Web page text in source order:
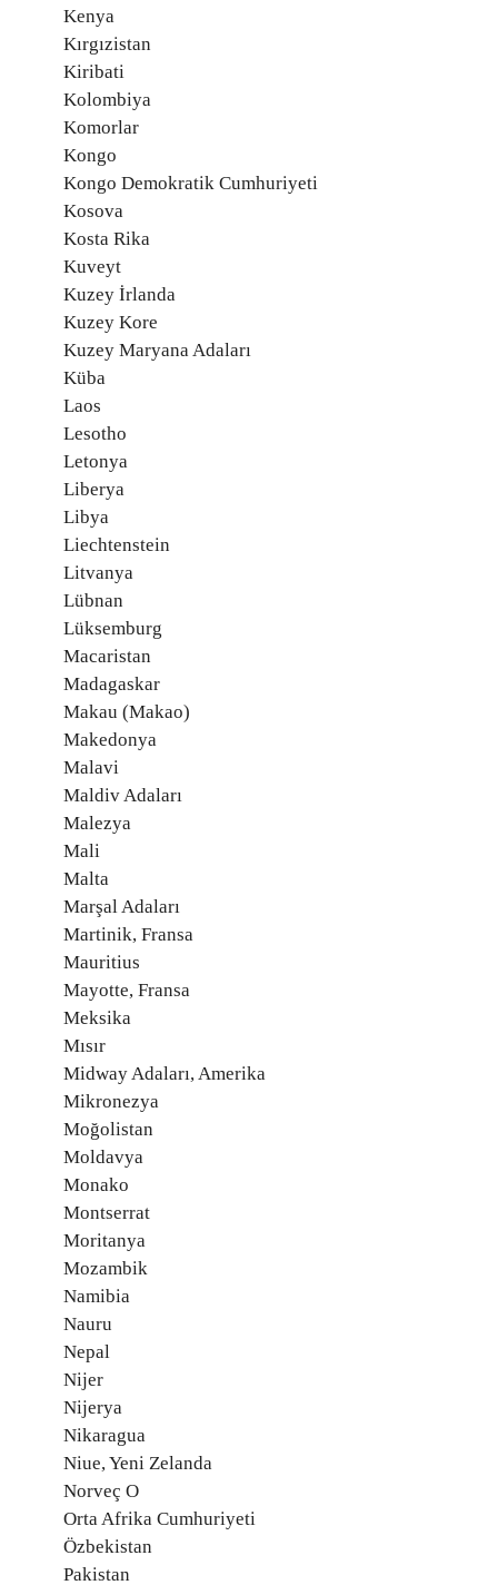
Kenya
Kırgızistan
Kiribati
Kolombiya
Komorlar
Kongo
Kongo Demokratik Cumhuriyeti
Kosova
Kosta Rika
Kuveyt
Kuzey İrlanda
Kuzey Kore
Kuzey Maryana Adaları
Küba
Laos
Lesotho
Letonya
Liberya
Libya
Liechtenstein
Litvanya
Lübnan
Lüksemburg
Macaristan
Madagaskar
Makau (Makao)
Makedonya
Malavi
Maldiv Adaları
Malezya
Mali
Malta
Marşal Adaları
Martinik, Fransa
Mauritius
Mayotte, Fransa
Meksika
Mısır
Midway Adaları, Amerika
Mikronezya
Moğolistan
Moldavya
Monako
Montserrat
Moritanya
Mozambik
Namibia
Nauru
Nepal
Nijer
Nijerya
Nikaragua
Niue, Yeni Zelanda
Norveç O
Orta Afrika Cumhuriyeti
Özbekistan
Pakistan